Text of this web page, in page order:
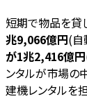
短期で物品を貸
兆9,066億円(自
が1兆2,416億円
ンタルが市場の
建機レンタルを